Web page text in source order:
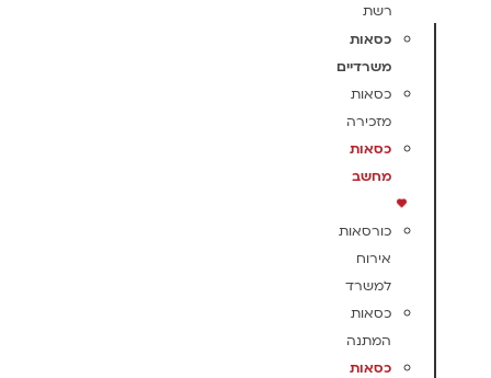
רשת
כסאות
משרדיים
כסאות
מזכירה
כסאות
מחשב
כורסאות
אירוח
למשרד
כסאות
המתנה
כסאות